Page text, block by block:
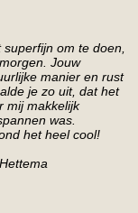
superfijn om te doen,
Jouw
manier en rust
je zo uit, dat het
mij makkelijk
was.
het heel cool!​​​